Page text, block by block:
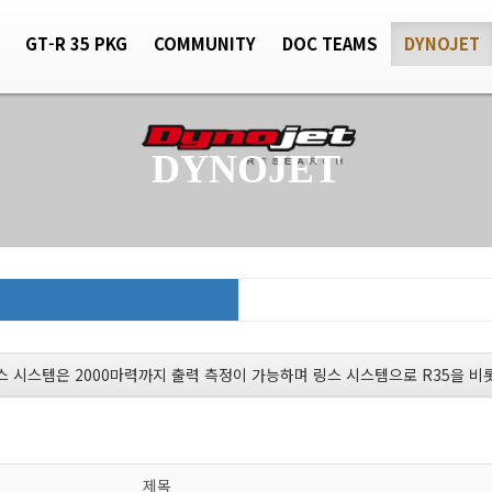
GT-R 35 PKG COMMUNITY DOC TEAMS DYNOJET
DYNOJET
시스템은 2000마력까지 출력 측정이 가능하며 링스 시스템으로 R35을
제목